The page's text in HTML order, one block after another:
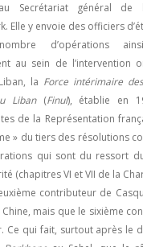
Secrétariat général de
Elle y envoie des officiers
d’opérations
au sein de l’intervention
la Force intérimaire
Liban (Finul), établie en
de la Représentation
» du tiers des résolutions
qui sont du ressort
(chapitres VI et VII de la
contributeur de
mais que le sixième
Ce qui fait, surtout après le